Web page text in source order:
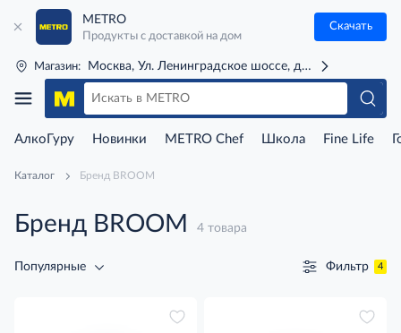
METRO
Продукты с доставкой на дом
Скачать
Магазин: Москва, Ул. Ленинградское шоссе, д. 71Г (м. Речной
АлкоГуру Новинки METRO Chef Школа Fine Life
Каталог Бренд BROOM
Бренд BROOM 4 товара
Популярные Фильтр 4